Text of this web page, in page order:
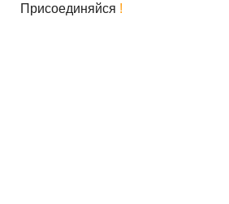
Присоединяйся !